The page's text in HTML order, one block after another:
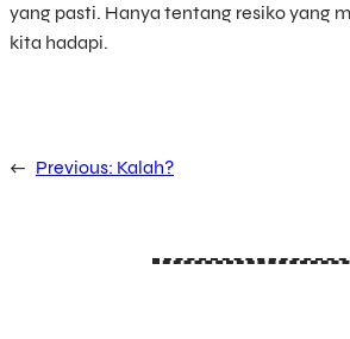
yang pasti. Hanya tentang resiko yang
kita hadapi.
← Previous: Kalah?